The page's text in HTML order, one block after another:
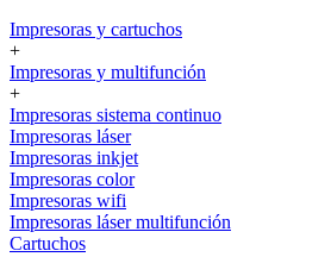
Impresoras y cartuchos
+
Impresoras y multifunción
+
Impresoras sistema continuo
Impresoras láser
Impresoras inkjet
Impresoras color
Impresoras wifi
Impresoras láser multifunción
Cartuchos